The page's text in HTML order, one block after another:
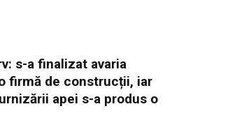
s-a finalizat avaria
firmă de construcții, iar
apei s-a produs o